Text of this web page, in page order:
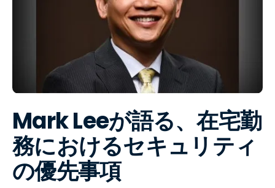
Mark Leeが語る、在宅勤
務におけるセキュリティ
の優先事項